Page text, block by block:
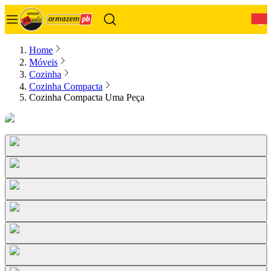
Home
Móveis
Cozinha
Cozinha Compacta
Cozinha Compacta Uma Peça